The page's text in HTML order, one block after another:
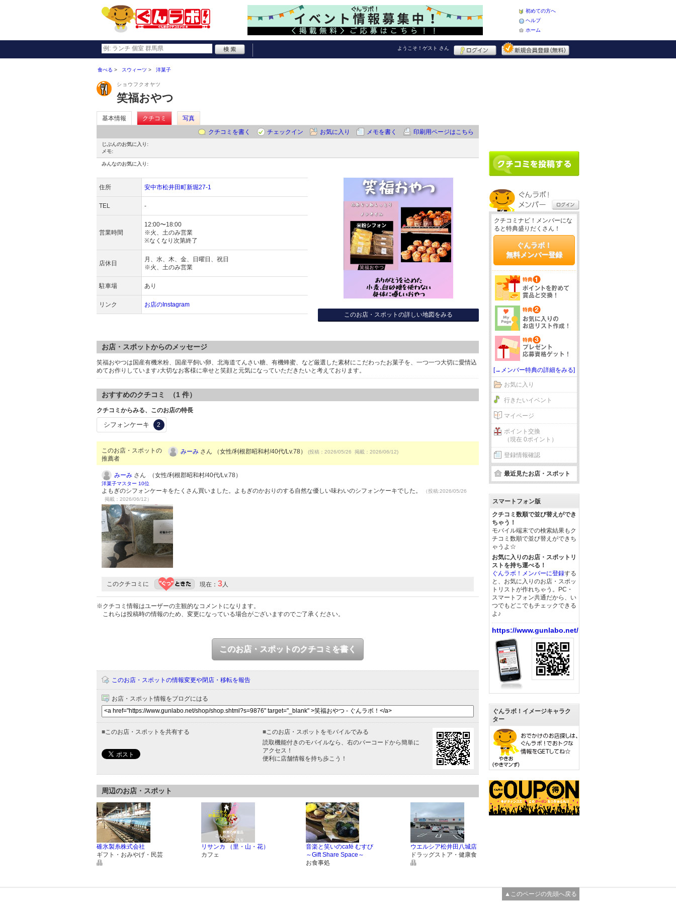
初めての方へ
ヘルプ
ホーム
ようこそ！ ゲスト さん
食べる スウィーツ 洋菓子
ショウフクオヤツ
笑福おやつ
基本情報 クチコミ
写真
クチコミを書く
チェックイン お気に入り メモを書く 印刷用ページはこちら
じぶんのお気に入り:
メモ:
みんなのお気に入り:
住所 安中市松井田町新堀27-1
TEL -
営業時間
12:00〜18:00
※火、土のみ営業
※なくなり次第終了
店休日
月、水、木、金、日曜日、祝日
※火、土のみ営業
駐車場 あり
リンク
お店のInstagram
このお店・スポットの詳しい地図をみる
お店・スポットからのメッセージ
笑福おやつは国産有機米粉、国産平飼い卵、北海道てんさい糖、有機蜂蜜、など厳選した素材にこだわったお菓子を、一つ一つ大切に愛情込
めてお作りしています♪大切なお客様に幸せと笑顔と元気になっていただきたいと考えております。
おすすめのクチコミ （1 件）
クチコミからみる、このお店の特長
シフォンケーキ 2
このお店・スポットの
推薦者
みーみ さん （女性/利根郡昭和村/40代/Lv.78） (投稿：2026/05/26 掲載：2026/06/12)
みーみ さん （女性/利根郡昭和村/40代/Lv.78）
洋菓子マスター 10位
よもぎのシフォンケーキをたくさん買いました。よもぎのかおりのする自然な優しい味わいのシフォンケーキでした。
（投稿:2026/05/26
掲載：2026/06/12）
このクチコミに 現在： 3 人
※クチコミ情報はユーザーの主観的なコメントになります。
これらは投稿時の情報のため、変更になっている場合がございますのでご了承ください。
このお店・スポットのクチコミを書く
このお店・スポットの情報変更や閉店・移転を報告
お店・スポット情報をブログにはる
■ このお店・スポットを共有する ■ このお店・スポットをモバイルでみる
読取機能付きのモバイルなら、右のバーコードから簡単に
アクセス！
便利に店舗情報を持ち歩こう！
周辺のお店・スポット
碓氷製糸株式会社
ギフト・おみやげ・民芸
品
リサンカ （里・山・花）
カフェ
音楽と笑いのcafé むすび
～Gift Share Space～
お食事処
ウエルシア松井田八城店
ドラッグストア・健康食
品
クチコミナビ！メンバーにな
ると特典盛りだくさん！
ぐんラボ！
無料メンバー登録
[→メンバー特典の詳細をみる]
お気に入り
行きたいイベント
マイページ
ポイント交換
（現在 0ポイント）
登録情報確認
最近見たお店・スポット
スマートフォン版
クチコミ数順で並び替えができ
ちゃう！
モバイル端末での検索結果もク
チコミ数順で並び替えができち
ゃうよ☆
お気に入りのお店・スポットリ
ストを持ち運べる！
ぐんラボ！メンバーに登録する
と、お気に入りのお店・スポッ
トリストが作れちゃう。PC・
スマートフォン共通だから、い
つでもどこでもチェックできる
よ♪
https://www.gunlabo.net/
ぐんラボ！イメージキャラク
ター
▲このページの先頭へ戻る